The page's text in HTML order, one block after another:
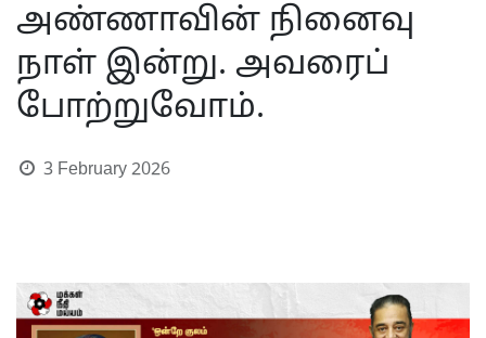
அண்ணாவின் நினைவு
நாள் இன்று. அவரைப்
போற்றுவோம்.
3 February 2026